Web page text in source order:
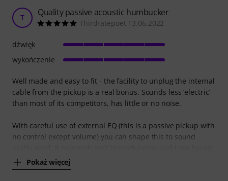
T Quality passive acoustic humbucker
Thirdratepoet 13.06.2022
Well made and easy to fit - the facility to unplug the internal
cable from the pickup is a real bonus. Sounds less ‘electric’
than most of its competitors, has little or no noise.
With careful use of external EQ (this is a passive pickup with
no control except volume) you can shape this to sound
Pokaż więcej
dźwięk
wykończenie